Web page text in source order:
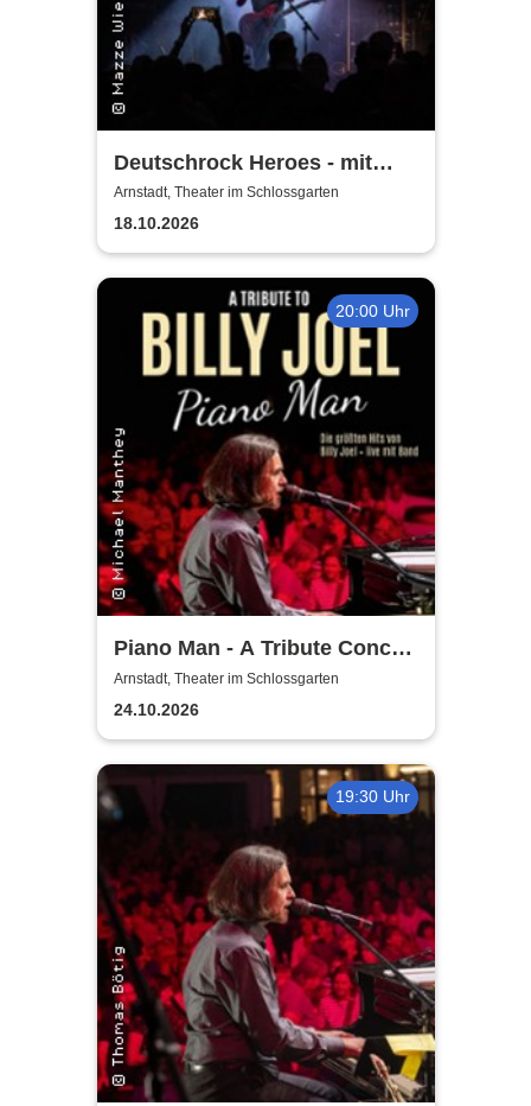
Deutschrock Heroes - mit
Mazze Wiesner
Arnstadt, Theater im Schlossgarten
18.10.2026
20:00 Uhr
Piano Man - A Tribute Concert
to Billy Joel
Arnstadt, Theater im Schlossgarten
24.10.2026
19:30 Uhr